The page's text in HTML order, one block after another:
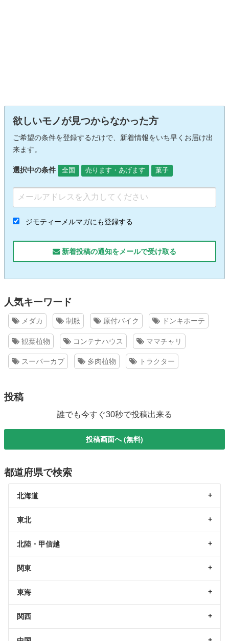
欲しいモノが見つからなかった方
ご希望の条件を登録するだけで、新着情報をいち早くお届け出
来ます。
選択中の条件 全国 売ります・あげます 菓子
ジモティーメルマガにも登録する
新着投稿の通知をメールで受け取る
人気キーワード
メダカ 制服 原付バイク ドンキホーテ
観葉植物 コンテナハウス ママチャリ
スーパーカブ 多肉植物 トラクター
投稿
誰でも今すぐ30秒で投稿出来る
投稿画面へ (無料)
都道府県で検索
北海道
東北
北陸・甲信越
関東
東海
関西